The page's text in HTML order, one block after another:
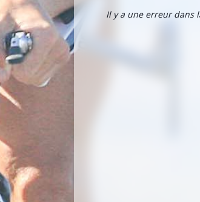
Il y a une erreur dans